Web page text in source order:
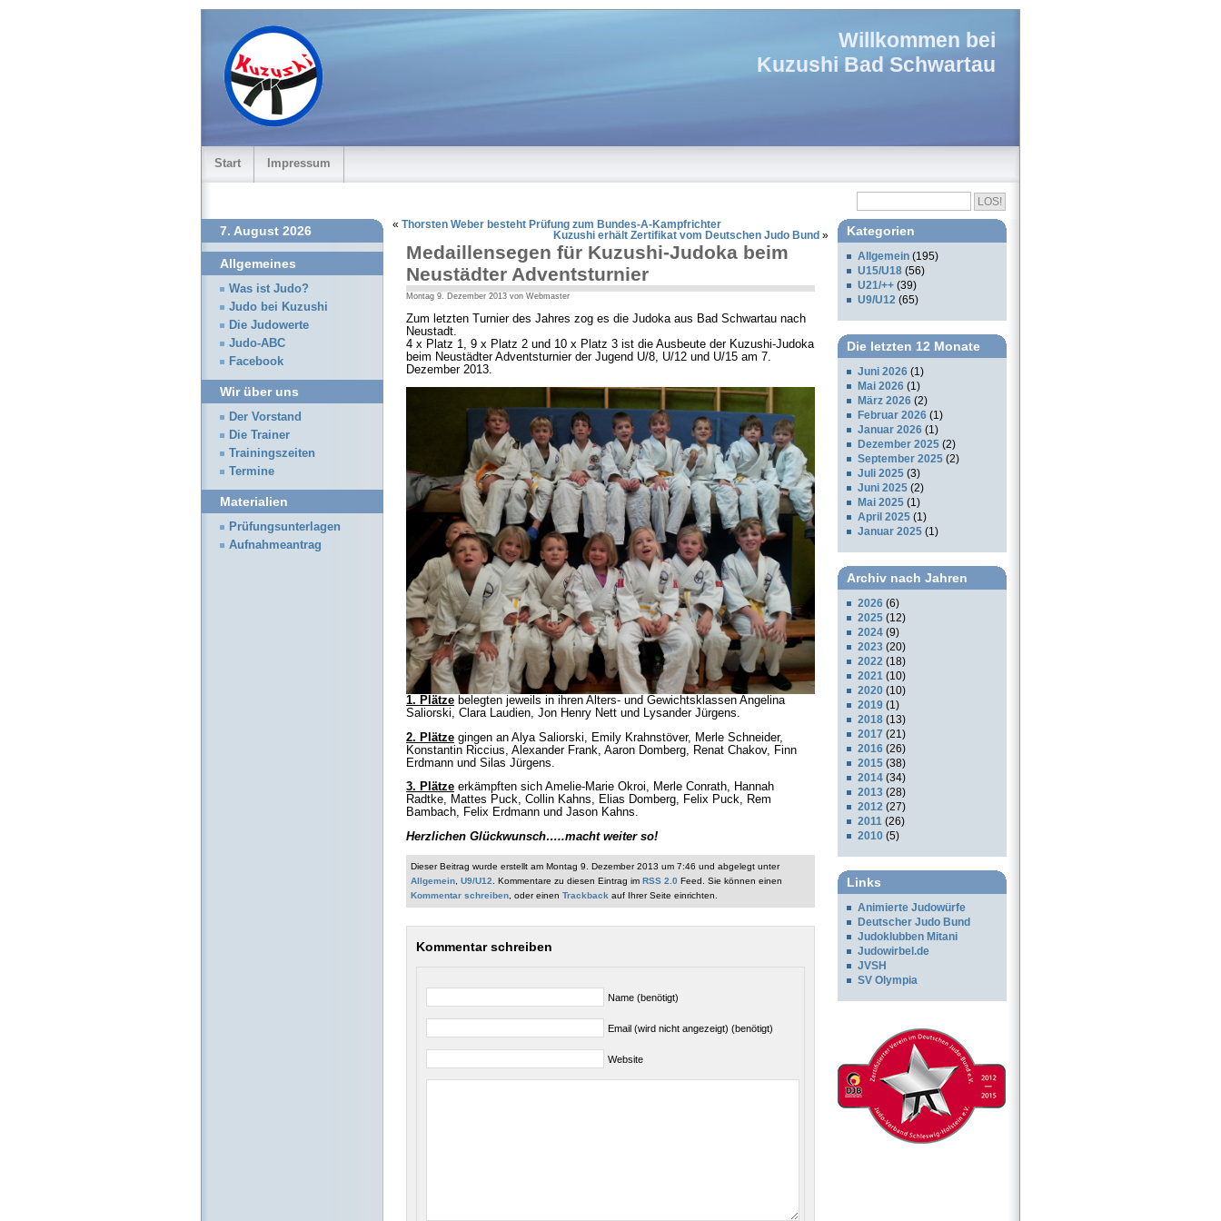
Willkommen bei
Kuzushi Bad Schwartau
Start Impressum
« Thorsten Weber besteht Prüfung zum Bundes-A-Kampfrichter
Kuzushi erhält Zertifikat vom Deutschen Judo Bund »
Medaillensegen für Kuzushi-Judoka beim
Neustädter Adventsturnier
Montag 9. Dezember 2013 von Webmaster
Zum letzten Turnier des Jahres zog es die Judoka aus Bad Schwartau nach
Neustadt.
4 x Platz 1, 9 x Platz 2 und 10 x Platz 3 ist die Ausbeute der Kuzushi-Judoka
beim Neustädter Adventsturnier der Jugend U/8, U/12 und U/15 am 7.
Dezember 2013.
1. Plätze belegten jeweils in ihren Alters- und Gewichtsklassen Angelina
Saliorski, Clara Laudien, Jon Henry Nett und Lysander Jürgens.
2. Plätze gingen an Alya Saliorski, Emily Krahnstöver, Merle Schneider,
Konstantin Riccius, Alexander Frank, Aaron Domberg, Renat Chakov, Finn
Erdmann und Silas Jürgens.
3. Plätze erkämpften sich Amelie-Marie Okroi, Merle Conrath, Hannah
Radtke, Mattes Puck, Collin Kahns, Elias Domberg, Felix Puck, Rem
Bambach, Felix Erdmann und Jason Kahns.
Herzlichen Glückwunsch…..macht weiter so!
Dieser Beitrag wurde erstellt am Montag 9. Dezember 2013 um 7:46 und abgelegt unter
Allgemein U9/U12 . Kommentare zu diesen Eintrag im RSS 2.0 Feed. Sie können einen
Kommentar schreiben , oder einen Trackback auf Ihrer Seite einrichten.
Kommentar schreiben
Name (benötigt)
Email (wird nicht angezeigt) (benötigt)
Website
7. August 2026
Allgemeines
Was ist Judo?
Judo bei Kuzushi
Die Judowerte
Judo-ABC
Facebook
Wir über uns
Der Vorstand
Die Trainer
Trainingszeiten
Termine
Materialien
Prüfungsunterlagen
Aufnahmeantrag
Kategorien
Allgemein (195)
U15/U18 (56)
U21/++ (39)
U9/U12 (65)
Die letzten 12 Monate
Juni 2026 (1)
Mai 2026 (1)
März 2026 (2)
Februar 2026 (1)
Januar 2026 (1)
Dezember 2025 (2)
September 2025 (2)
Juli 2025 (3)
Juni 2025 (2)
Mai 2025 (1)
April 2025 (1)
Januar 2025 (1)
Archiv nach Jahren
2026 (6)
2025 (12)
2024 (9)
2023 (20)
2022 (18)
2021 (10)
2020 (10)
2019 (1)
2018 (13)
2017 (21)
2016 (26)
2015 (38)
2014 (34)
2013 (28)
2012 (27)
2011 (26)
2010 (5)
Links
Animierte Judowürfe
Deutscher Judo Bund
Judoklubben Mitani
Judowirbel.de
JVSH
SV Olympia